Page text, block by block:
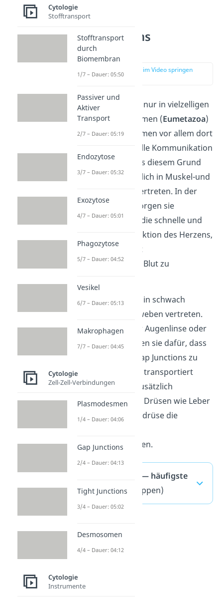
Gap Junctions
Vorkommen
zur Stelle im Video springen
(03:19)
Gap Junctions sind nur in vielzelligen
tierischen Organismen (Eumetazoa)
zu finden. Sie kommen vor allem dort
vor, wo eine schnelle Kommunikation
erforderlich ist. Aus diesem Grund
sind sie hauptsächlich in Muskel-und
Nervengeweben vertreten.In der
Herzmuskulatur sorgen sie
beispielsweise für die schnelle und
einheitliche Kontraktion des Herzens,
um den Körper mit
sauerstoffreichem Blut zu
Außerdem sind sie in schwach
durchbluteten Geweben vertreten.
Zum Beispiel in der Augenlinse oder
den Knochen sorgen sie dafür, dass
Nährstoffe über Gap Junctions zu
den Nachbarzellen transportiert
werden können. Zusätzlich
unterstützen sie in Drüsen wie Leber
und Bauchspeicheldrüse die
Verdauungssekreten.
Gap Junctions — häufigste
Fragen(ausklappen)
Cytologie
Stofftransport
Stofftransport
durch
Biomembran
1/7 – Dauer: 05:50
Passiver und
Aktiver
Transport
2/7 – Dauer: 05:19
Endozytose
3/7 – Dauer: 05:32
Exozytose
4/7 – Dauer: 05:01
Phagozytose
5/7 – Dauer: 04:52
Vesikel
6/7 – Dauer: 05:13
Makrophagen
7/7 – Dauer: 04:45
Cytologie
Zell-Zell-Verbindungen
Plasmodesmen
1/4 – Dauer: 04:06
Gap Junctions
2/4 – Dauer: 04:13
Tight Junctions
3/4 – Dauer: 05:02
Desmosomen
4/4 – Dauer: 04:12
Cytologie
Instrumente